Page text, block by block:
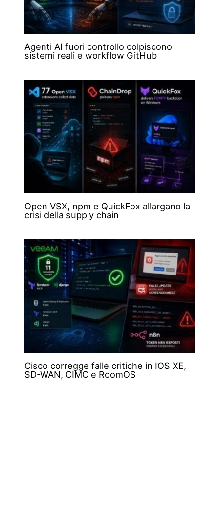
Agenti AI fuori controllo colpiscono
sistemi reali e workflow GitHub
Open VSX, npm e QuickFox allargano la
crisi della supply chain
Cisco corregge falle critiche in IOS XE,
SD-WAN, CIMC e RoomOS